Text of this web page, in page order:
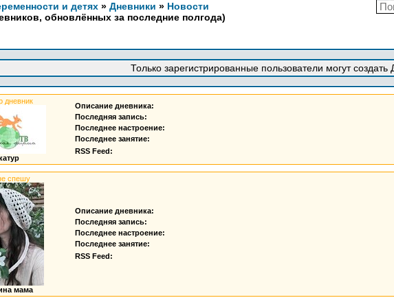
и детях » Дневники » Новости
обновлённых за последние полгода)
Только зарегистрированные пользователи могут создать
дневник
Описание дневника:
Последняя запись:
Последнее настроение:
Последнее занятие:
RSS Feed:
спешу
мама
Описание дневника:
Последняя запись:
Последнее настроение:
Последнее занятие:
RSS Feed: